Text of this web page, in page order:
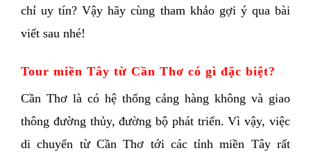
chỉ uy tín? Vậy hãy cùng tham khảo gợi ý qua bài
viết sau nhé!
Tour miền Tây từ Cần Thơ có gì đặc biệt?
Cần Thơ là có hệ thống cảng hàng không và giao
thông đường thủy, đường bộ phát triển. Vì vậy, việc
di chuyển từ Cần Thơ tới các tỉnh miền Tây rất